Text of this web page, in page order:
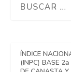
ÍNDICE
(INPC) BASE